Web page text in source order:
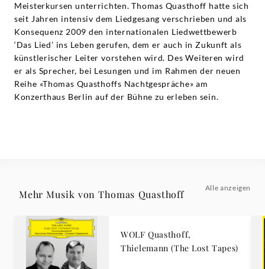
Meisterkursen unterrichten. Thomas Quasthoff hatte sich
seit Jahren intensiv dem Liedgesang verschrieben und als
Konsequenz 2009 den internationalen Liedwettbewerb
‘Das Lied’ ins Leben gerufen, dem er auch in Zukunft als
künstlerischer Leiter vorstehen wird. Des Weiteren wird
er als Sprecher, bei Lesungen und im Rahmen der neuen
Reihe «Thomas Quasthoffs Nachtgespräche» am
Konzerthaus Berlin auf der Bühne zu erleben sein.
Mehr Musik von Thomas Quasthoff
Alle anzeigen
WOLF Quasthoff,
Thielemann (The Lost Tapes)